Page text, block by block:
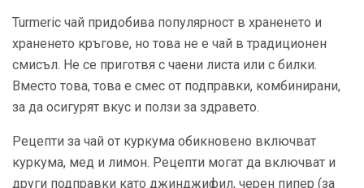
Turmeric чай придобива популярност в храненето и
храненето кръгове, но това не е чай в традиционен
смисъл. Не се приготвя с чаени листа или с билки.
Вместо това, това е смес от подправки, комбинирани,
за да осигурят вкус и ползи за здравето.
Рецепти за чай от куркума обикновено включват
куркума, мед и лимон. Рецепти могат да включват и
други подправки като джинджифил, черен пипер (за